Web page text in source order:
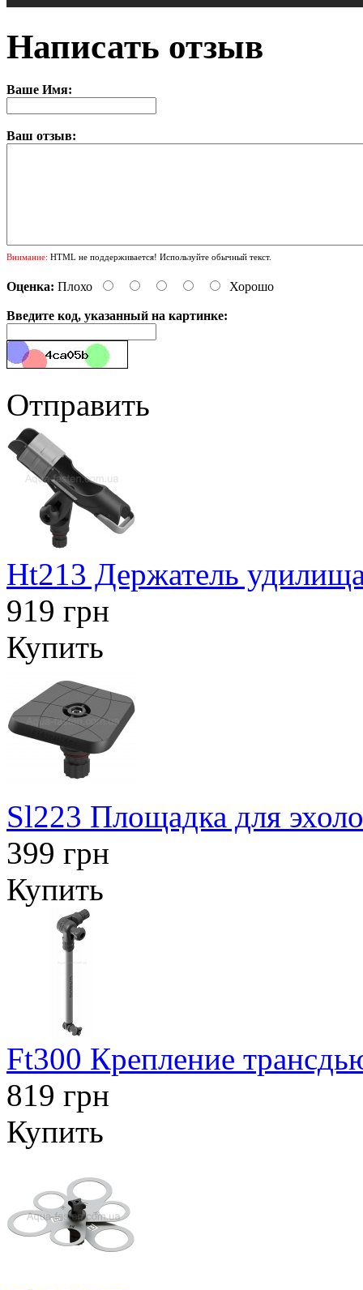
Написать отзыв
Ваше Имя:
Ваш отзыв:
Внимание: HTML не поддерживается! Используйте обычный текст.
Оценка: Плохо Хорошо
Введите код, указанный на картинке:
Отправить
Ht213 Держатель
919 грн
Купить
Sl223 Площадка для
399 грн
Купить
Ft300 Крепление
819 грн
Купить